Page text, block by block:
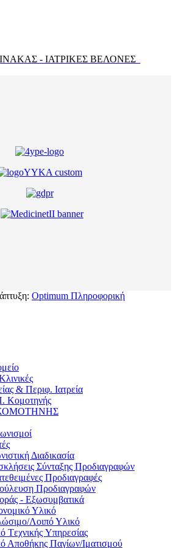
- ΙΑΤΡΙΚΕΣ ΒΕΛΟΝΕΣ
Optimum Πληροφορική
& Περιφ. Ιατρεία
Κομοτηνής
Διαδικασία
Σύνταξης Προδιαγραφών
Προδιαγραφές
Προδιαγραφών
- Εξωσυμβατικά
Υλικό
Λοιπό Υλικό
Tεχνικής Yπηρεσίας
Αποθήκης Παγίων/Ιματισμού